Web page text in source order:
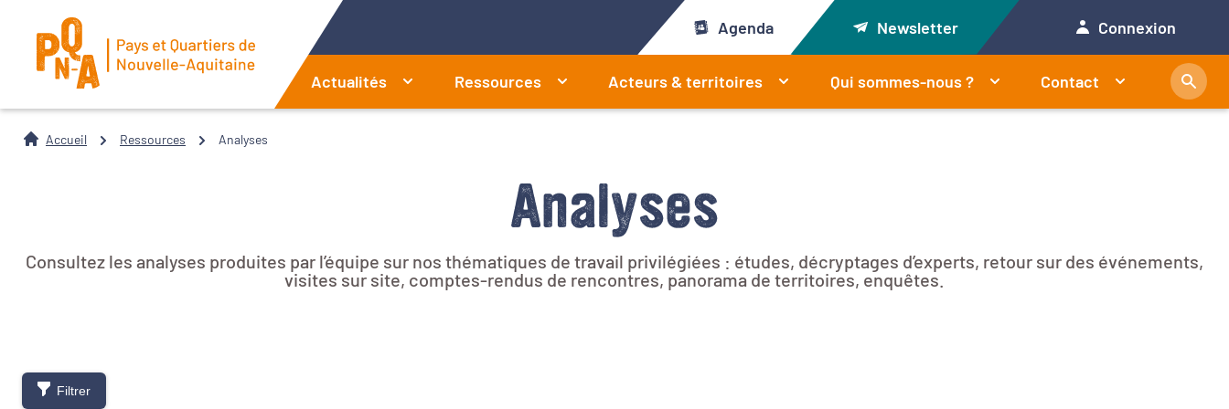
Agenda Newsletter Connexion
Actualités Ressources Acteurs & territoires Qui sommes-nous ? Contact
Accueil Ressources Analyses
Analyses
Consultez les analyses produites par l’équipe sur nos thématiques de travail privilégiées : études, décryptages d’experts, retour sur des événements,
visites sur site, comptes-rendus de rencontres, panorama de territoires, enquêtes.
Filtrer